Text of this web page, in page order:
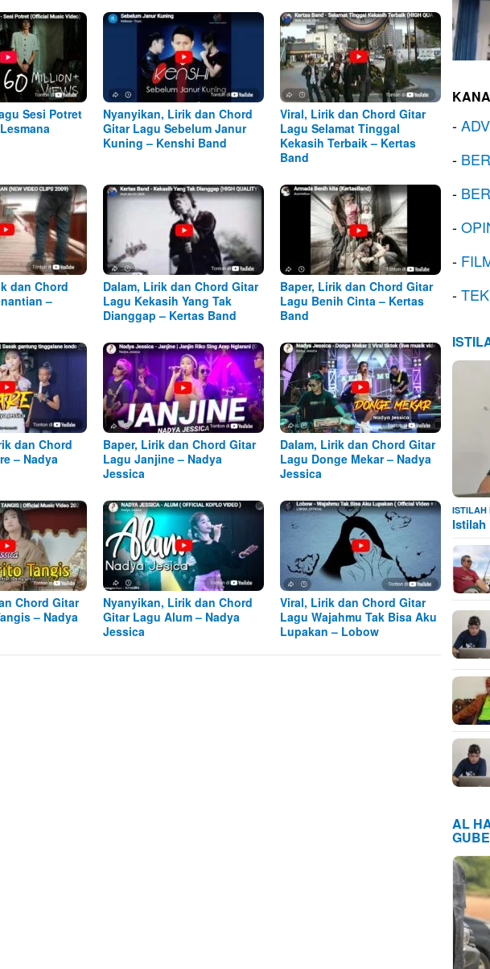
Sesi Potret
Nyanyikan, Lirik dan Chord
Gitar Lagu Sebelum Janur
Kuning – Kenshi Band
Viral, Lirik dan Chord Gitar
Lagu Selamat Tinggal
Kekasih Terbaik – Kertas
Band
dan Chord
–
Dalam, Lirik dan Chord Gitar
Lagu Kekasih Yang Tak
Dianggap – Kertas Band
Baper, Lirik dan Chord Gitar
Lagu Benih Cinta – Kertas
Band
dan Chord
– Nadya
Baper, Lirik dan Chord Gitar
Lagu Janjine – Nadya
Jessica
Dalam, Lirik dan Chord Gitar
Lagu Donge Mekar – Nadya
Jessica
Chord Gitar
– Nadya
Nyanyikan, Lirik dan Chord
Gitar Lagu Alum – Nadya
Jessica
Viral, Lirik dan Chord Gitar
Lagu Wajahmu Tak Bisa Aku
Lupakan – Lobow
-
-
-
-
-
-
ISTILAH
Istilah
AL